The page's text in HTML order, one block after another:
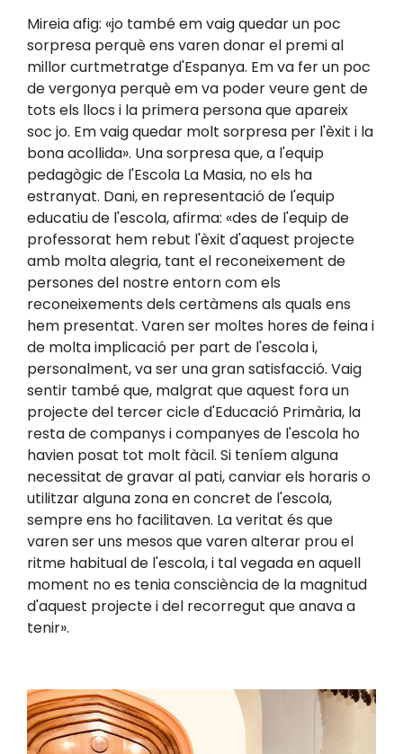
Mireia afig: «jo també em vaig quedar un poc
sorpresa perquè ens varen donar el premi al
millor curtmetratge d'Espanya. Em va fer un poc
de vergonya perquè em va poder veure gent de
tots els llocs i la primera persona que apareix
soc jo. Em vaig quedar molt sorpresa per l'èxit i la
bona acollida». Una sorpresa que, a l'equip
pedagògic de l'Escola La Masia, no els ha
estranyat. Dani, en representació de l'equip
educatiu de l'escola, afirma: «des de l'equip de
professorat hem rebut l'èxit d'aquest projecte
amb molta alegria, tant el reconeixement de
persones del nostre entorn com els
reconeixements dels certàmens als quals ens
hem presentat. Varen ser moltes hores de feina i
de molta implicació per part de l'escola i,
personalment, va ser una gran satisfacció. Vaig
sentir també que, malgrat que aquest fora un
projecte del tercer cicle d'Educació Primària, la
resta de companys i companyes de l'escola ho
havien posat tot molt fàcil. Si teníem alguna
necessitat de gravar al pati, canviar els horaris o
utilitzar alguna zona en concret de l'escola,
sempre ens ho facilitaven. La veritat és que
varen ser uns mesos que varen alterar prou el
ritme habitual de l'escola, i tal vegada en aquell
moment no es tenia consciència de la magnitud
d'aquest projecte i del recorregut que anava a
tenir».